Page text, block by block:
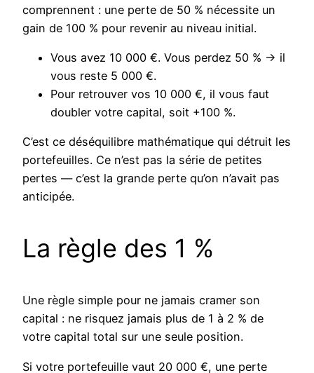
comprennent : une perte de 50 % nécessite un
gain de 100 % pour revenir au niveau initial.
Vous avez 10 000 €. Vous perdez 50 % → il
vous reste 5 000 €.
Pour retrouver vos 10 000 €, il vous faut
doubler votre capital, soit +100 %.
C’est ce déséquilibre mathématique qui détruit les
portefeuilles. Ce n’est pas la série de petites
pertes — c’est la grande perte qu’on n’avait pas
anticipée.
La règle des 1 %
Une règle simple pour ne jamais cramer son
capital : ne risquez jamais plus de 1 à 2 % de
votre capital total sur une seule position.
Si votre portefeuille vaut 20 000 €, une perte